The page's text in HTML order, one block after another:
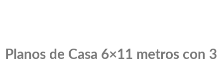
Planos de Casa 6×11 metros con 3